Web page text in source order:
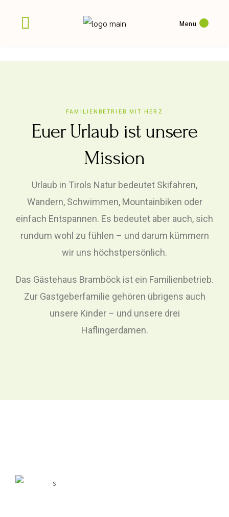
Menu
FAMILIENBETRIEB MIT HERZ
Euer Urlaub ist unsere
Mission
Urlaub in Tirols Natur bedeutet Skifahren,
Wandern, Schwimmen, Mountainbiken oder
einfach Entspannen. Es bedeutet aber auch, sich
rundum wohl zu fühlen – und darum kümmern
wir uns höchstpersönlich.
Das Gästehaus Bramböck ist ein Familienbetrieb.
Zur Gastgeberfamilie gehören übrigens auch
unsere Kinder – und unsere drei
Haflingerdamen.